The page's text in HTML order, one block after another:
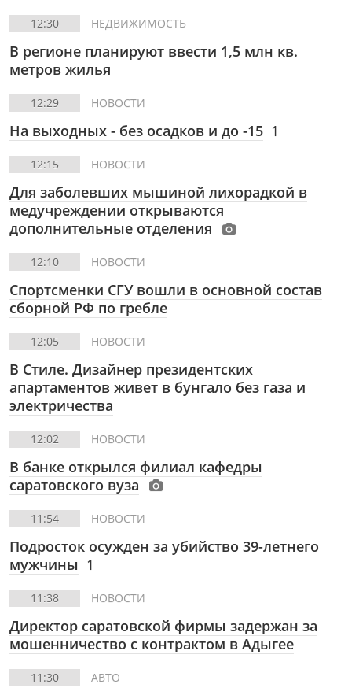
12:30 НЕДВИЖИМОСТЬ
В регионе планируют ввести 1,5 млн кв.
метров жилья
12:29 НОВОСТИ
На выходных - без осадков и до -15 1
12:15 НОВОСТИ
Для заболевших мышиной лихорадкой в
медучреждении открываются
дополнительные отделения
12:10 НОВОСТИ
Спортсменки СГУ вошли в основной состав
сборной РФ по гребле
12:05 НОВОСТИ
В Стиле. Дизайнер президентских
апартаментов живет в бунгало без газа и
электричества
12:02 НОВОСТИ
В банке открылся филиал кафедры
саратовского вуза
11:54 НОВОСТИ
Подросток осужден за убийство 39-летнего
мужчины 1
11:38 НОВОСТИ
Директор саратовской фирмы задержан за
мошенничество с контрактом в Адыгее
11:30 АВТО